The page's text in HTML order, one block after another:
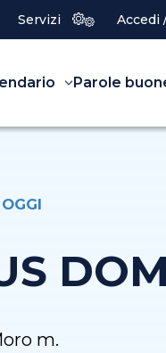
Servizi Accedi
Parole
m.